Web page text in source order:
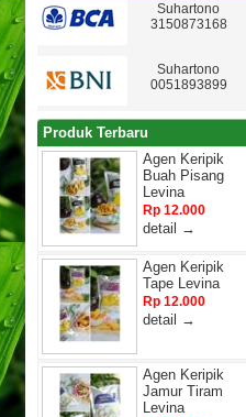
Suhartono
3150873168
Suhartono
0051893899
Produk Terbaru
Agen Keripik
Buah Pisang
Levina
Rp 12.000
detail →
Agen Keripik
Tape Levina
Rp 12.000
detail →
Agen Keripik
Jamur Tiram
Levina